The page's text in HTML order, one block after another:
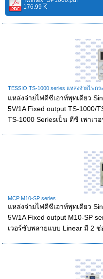
176.99 K
TESSIO TS-1000 series แหล่งจ่ายไฟก
แหล่งจ่ายไฟดีซีเอาท์พุทเดียว
5V/1A Fixed output TS-1000/
TS-1000 Seriesเป็น ดีซี เพาเ
MCP M10-SP series
แหล่งจ่ายไฟดีซีเอาท์พุทเดียว
5V/1A Fixed output M10-SP
เวอร์ซับพลายแบบ Linear มี 2